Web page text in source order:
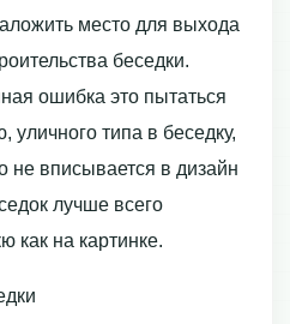
место для выхода
беседки.
ошибка это пытаться
уличного типа в беседку,
не вписывается в дизайн
лучше всего
как на картинке.